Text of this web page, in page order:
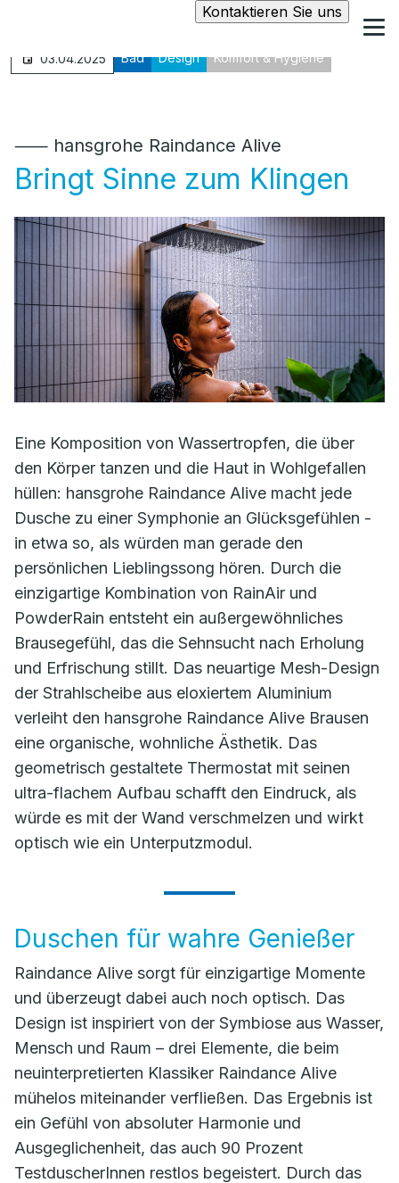
Kontaktieren Sie uns
03.04.2025 Bad Design Komfort & Hygiene
⸺ hansgrohe Raindance Alive
Bringt Sinne zum Klingen
Eine Komposition von Wassertropfen, die über
den Körper tanzen und die Haut in Wohlgefallen
hüllen: hansgrohe Raindance Alive macht jede
Dusche zu einer Symphonie an Glücksgefühlen -
in etwa so, als würden man gerade den
persönlichen Lieblingssong hören. Durch die
einzigartige Kombination von RainAir und
PowderRain entsteht ein außergewöhnliches
Brausegefühl, das die Sehnsucht nach Erholung
und Erfrischung stillt. Das neuartige Mesh-Design
der Strahlscheibe aus eloxiertem Aluminium
verleiht den hansgrohe Raindance Alive Brausen
eine organische, wohnliche Ästhetik. Das
geometrisch gestaltete Thermostat mit seinen
ultra-flachem Aufbau schafft den Eindruck, als
würde es mit der Wand verschmelzen und wirkt
optisch wie ein Unterputzmodul.
Duschen für wahre Genießer
Raindance Alive sorgt für einzigartige Momente
und überzeugt dabei auch noch optisch. Das
Design ist inspiriert von der Symbiose aus Wasser,
Mensch und Raum – drei Elemente, die beim
neuinterpretierten Klassiker Raindance Alive
mühelos miteinander verfließen. Das Ergebnis ist
ein Gefühl von absoluter Harmonie und
Ausgeglichenheit, das auch 90 Prozent
TestduscherInnen restlos begeistert. Durch das